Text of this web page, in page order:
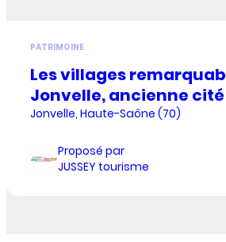
PATRIMOINE
Les villages
Jonvelle, ancienne
Jonvelle, Haute-Saône (70)
Proposé par
JUSSEY tourisme